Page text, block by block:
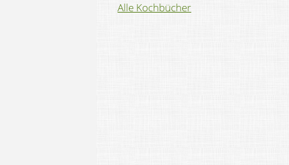
Alle Kochbücher